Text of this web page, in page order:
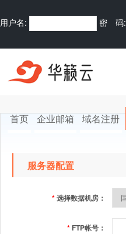
用户名: 密 码:
支付免注册购买
首页 企业邮箱 域名注册
服务器配置
*选择数据机房：
* FTP帐号：